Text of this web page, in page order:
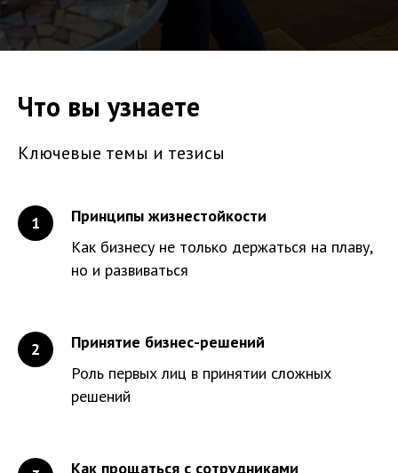
Что вы узнаете
Ключевые темы и тезисы
Принципы жизнестойкости
Как бизнесу не только держаться на плаву,
но и развиваться
Принятие бизнес-решений
Роль первых лиц в принятии сложных
решений
Как прощаться с сотрудниками